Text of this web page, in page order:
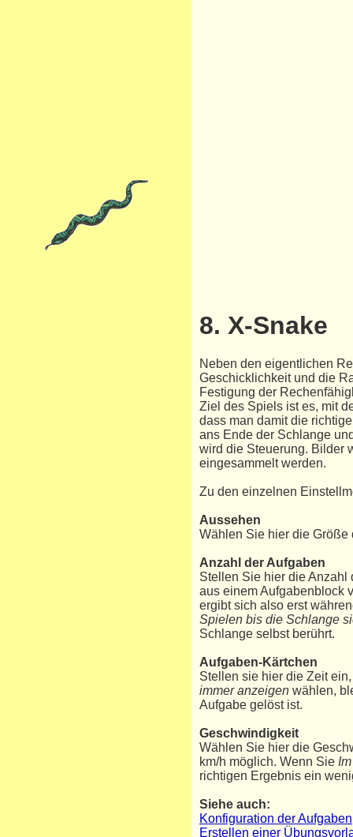
8. X-Snake
Neben den eigentlichen
Geschicklichkeit und die
Festigung der
Ziel des Spiels ist es, mit
dass man damit die
ans Ende der Schlange
wird die Steuerung. Bilder
eingesammelt werden.
Zu den einzelnen
Aussehen
Wählen Sie hier die Größe
Anzahl der Aufgaben
Stellen Sie hier die Anzahl
aus einem Aufgabenblock
ergibt sich also erst
Spielen bis die Schlange
Schlange selbst berührt.
Aufgaben-Kärtchen
Stellen sie hier die Zeit
immer anzeigen wählen,
Aufgabe gelöst ist.
Geschwindigkeit
Wählen Sie hier die
km/h möglich. Wenn Sie
richtigen Ergebnis ein
Siehe auch:
Konfiguration der Aufgaben
Erstellen einer